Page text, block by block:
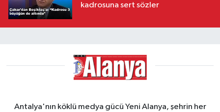
kadrosuna sert sözler
Antalya'nın köklü medya gücü Yeni Alanya, şehrin her